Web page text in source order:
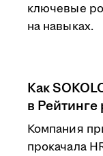
ключевые
на навыках.
Как
в Рейтинге
Компания
прокачала